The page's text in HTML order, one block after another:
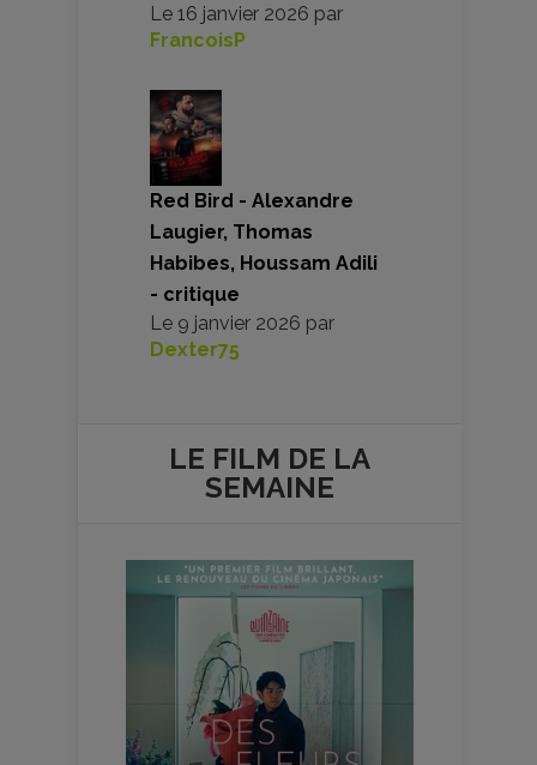
Le 16 janvier 2026 par
FrancoisP
Red Bird - Alexandre
Laugier, Thomas
Habibes, Houssam Adili
- critique
Le 9 janvier 2026 par
Dexter75
LE FILM DE LA
SEMAINE